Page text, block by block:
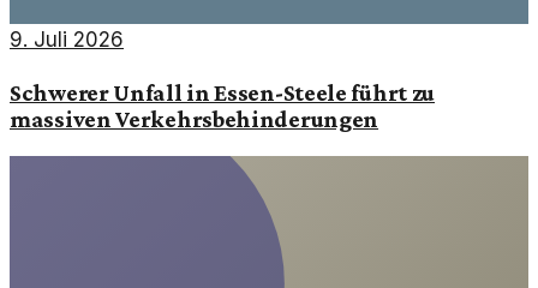
9. Juli 2026
Schwerer Unfall in Essen-Steele führt zu
massiven Verkehrsbehinderungen